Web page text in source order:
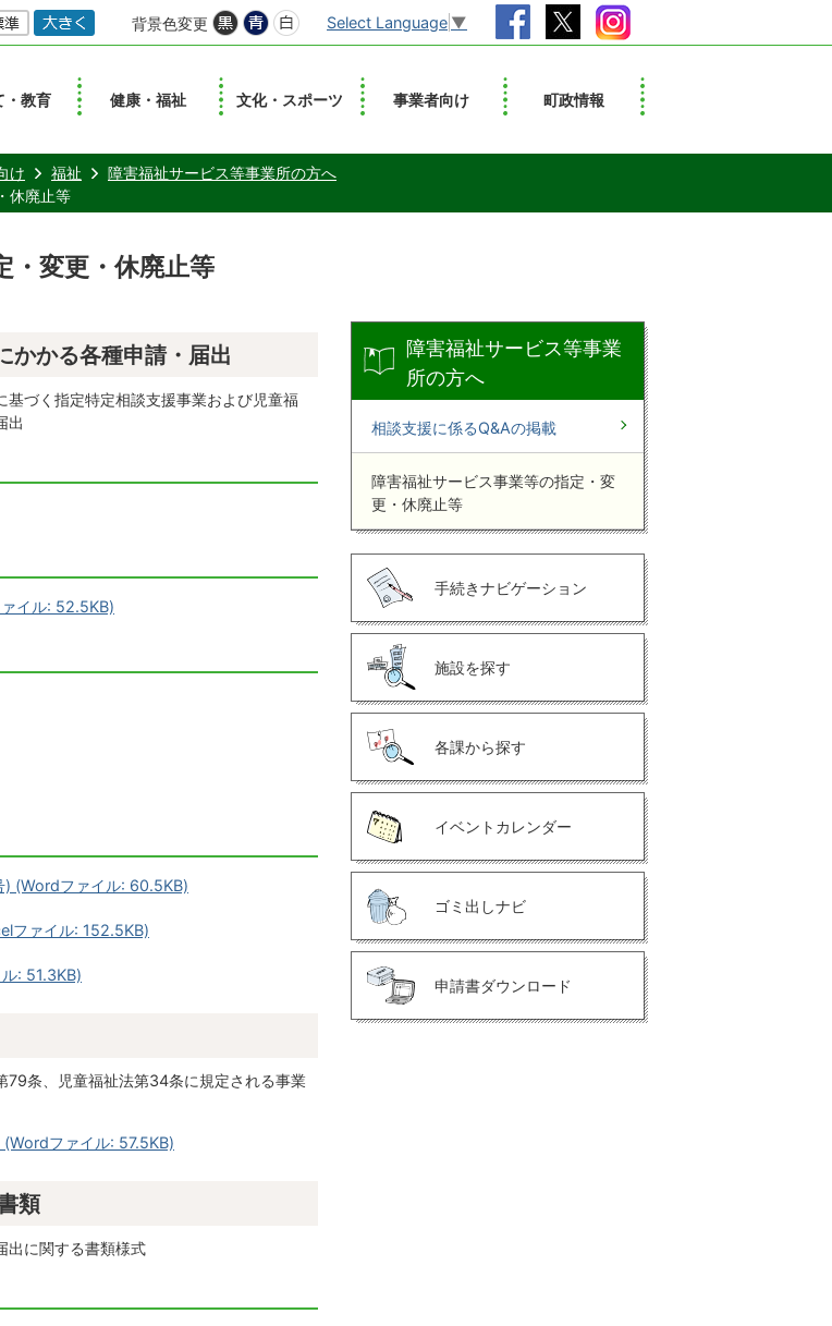
背景色変更 Select Language ▼
・教育 健康・福祉 文化・スポーツ 事業者向け 町政情報
け 福祉
障害福祉サービス等事業所の方へ
休廃止等
・変更・休廃止等
かかる各種申請・届出
づく指定特定相談支援事業および児童福
出
イル: 52.5KB)
) (Wordファイル: 60.5KB)
ファイル: 152.5KB)
: 51.3KB)
79条、児童福祉法第34条に規定される事業
ファイル: 57.5KB)
類
出に関する書類様式
障害福祉サービス等事業
所の方へ
相談支援に係るQ&Aの掲載
障害福祉サービス事業等の指定・変
更・休廃止等
手続きナビゲーション
施設を探す
各課から探す
イベントカレンダー
ゴミ出しナビ
申請書ダウンロード